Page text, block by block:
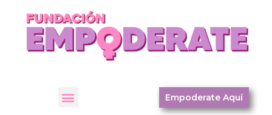
Empoderate Aquí